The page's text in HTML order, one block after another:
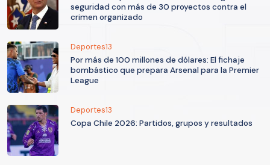
seguridad con más de 30 proyectos contra el
crimen organizado
Deportes13
Por más de 100 millones de dólares: El fichaje
bombástico que prepara Arsenal para la Premier
League
Deportes13
Copa Chile 2026: Partidos, grupos y resultados